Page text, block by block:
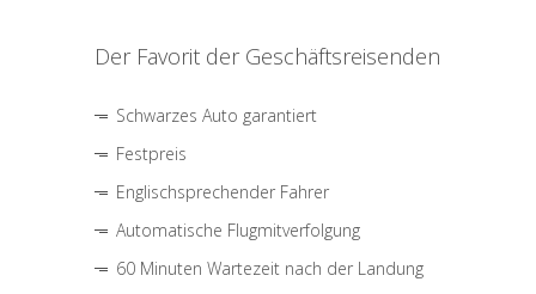
Der Favorit der Geschäftsreisenden
Schwarzes Auto garantiert
Festpreis
Englischsprechender Fahrer
Automatische Flugmitverfolgung
60 Minuten Wartezeit nach der Landung